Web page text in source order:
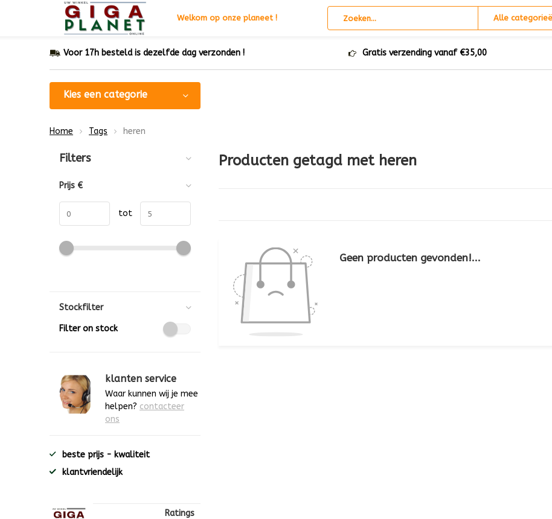
Welkom op onze planeet ! Alle
Voor 17h besteld is dezelfde dag verzonden ! Gratis verzending vanaf €35,00
Kies een categorie
Home Tags heren
Producten getagd met heren
Geen producten gevonden!...
Sorteren op:
Filters
Prijs €
tot
Stockfilter
Filter on stock
klanten service
Waar kunnen wij je mee
helpen? contacteer
ons
beste prijs - kwaliteit
klantvriendelijk
Ratings